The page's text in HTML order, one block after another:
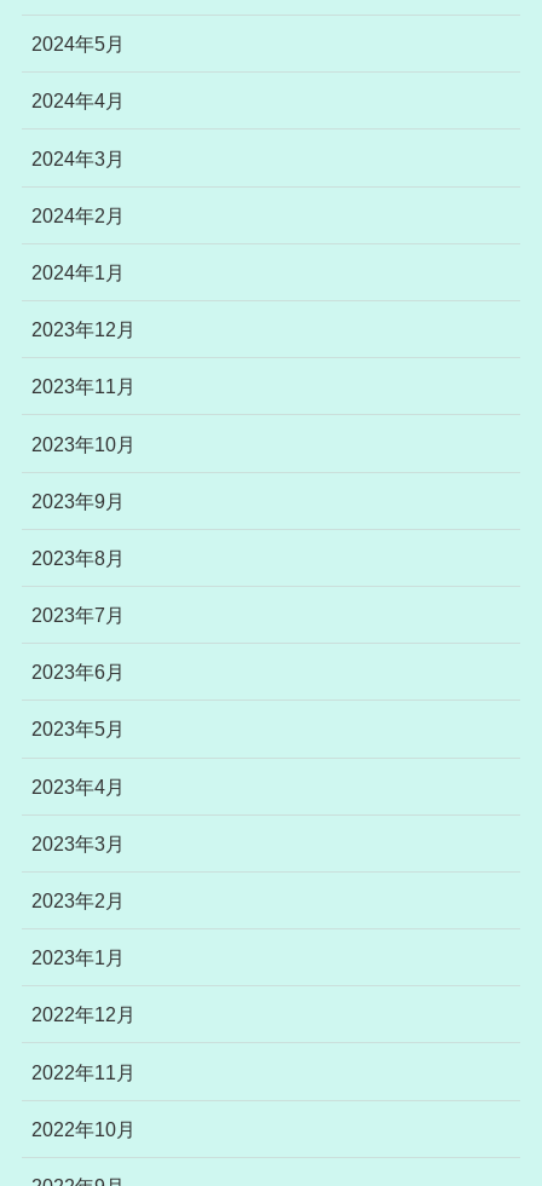
2024年5月
2024年4月
2024年3月
2024年2月
2024年1月
2023年12月
2023年11月
2023年10月
2023年9月
2023年8月
2023年7月
2023年6月
2023年5月
2023年4月
2023年3月
2023年2月
2023年1月
2022年12月
2022年11月
2022年10月